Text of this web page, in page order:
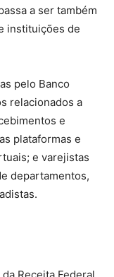
a ser também
instituições de
pelo Banco
relacionados a
e
plataformas e
e varejistas
departamentos,